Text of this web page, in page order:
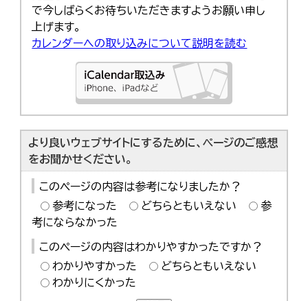
で今しばらくお待ちいただきますようお願い申し
上げます。
カレンダーへの取り込みについて説明を読む
より良いウェブサイトにするために、ページのご感想
をお聞かせください。
このページの内容は参考になりましたか？
参考になった
どちらともいえない
参
考にならなかった
このページの内容はわかりやすかったですか？
わかりやすかった
どちらともいえない
わかりにくかった